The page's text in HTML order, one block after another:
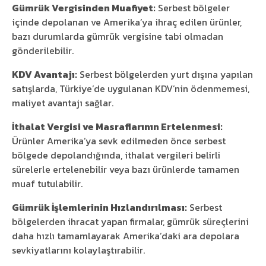
Gümrük Vergisinden Muafiyet: Serbest bölgeler
içinde depolanan ve Amerika’ya ihraç edilen ürünler,
bazı durumlarda gümrük vergisine tabi olmadan
gönderilebilir.
KDV Avantajı: Serbest bölgelerden yurt dışına yapılan
satışlarda, Türkiye’de uygulanan KDV’nin ödenmemesi,
maliyet avantajı sağlar.
İthalat Vergisi ve Masraflarının Ertelenmesi:
Ürünler Amerika’ya sevk edilmeden önce serbest
bölgede depolandığında, ithalat vergileri belirli
sürelerle ertelenebilir veya bazı ürünlerde tamamen
muaf tutulabilir.
Gümrük İşlemlerinin Hızlandırılması: Serbest
bölgelerden ihracat yapan firmalar, gümrük süreçlerini
daha hızlı tamamlayarak Amerika’daki ara depolara
sevkiyatlarını kolaylaştırabilir.